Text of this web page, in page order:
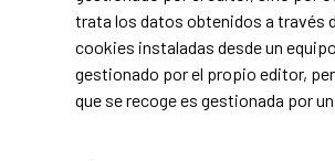
trata los datos obtenidos a través
cookies instaladas desde un
gestionado por el propio editor,
que se recoge es gestionada por